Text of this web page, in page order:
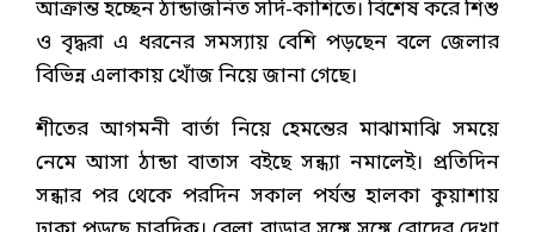
আক্রান্ত হচ্ছেন ঠান্ডাজনিত সর্দি-কাশিতে। বিশেষ করে শিশু
ও বৃদ্ধরা এ ধরনের সমস্যায় বেশি পড়ছেন বলে জেলার
বিভিন্ন এলাকায় খোঁজ নিয়ে জানা গেছে।
শীতের আগমনী বার্তা নিয়ে হেমন্তের মাঝামাঝি সময়ে
নেমে আসা ঠান্ডা বাতাস বইছে সন্ধ্যা নমালেই। প্রতিদিন
সন্ধার পর থেকে পরদিন সকাল পর্যন্ত হালকা কুয়াশায়